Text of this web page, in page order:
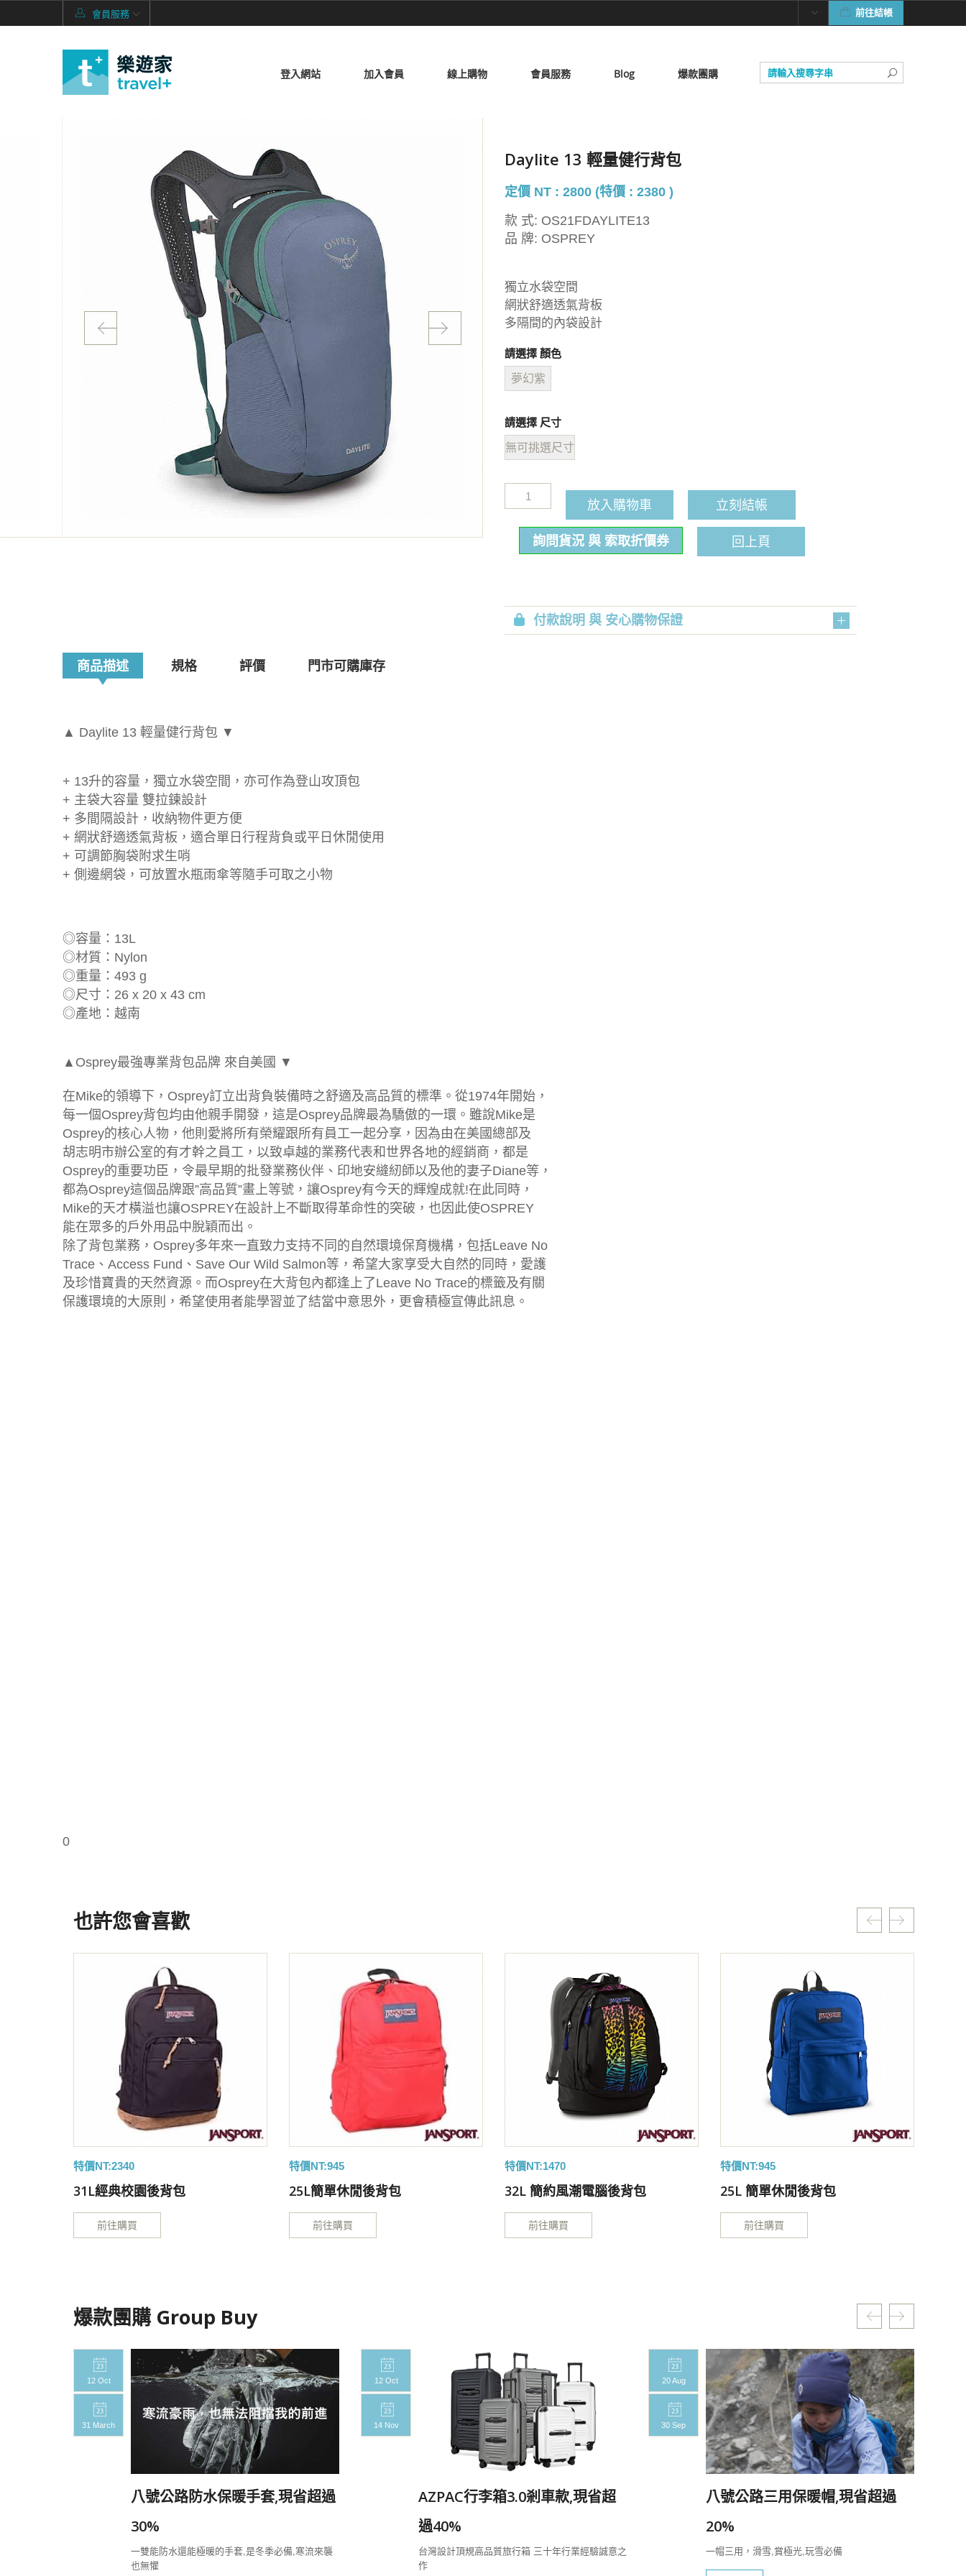
會員服務 前往結帳
登入網站 加入會員 線上購物 會員服務 Blog 爆款團購
Daylite 13 輕量健行背包
定價 NT : 2800 (特價 : 2380 )
款 式: OS21FDAYLITE13
品 牌: OSPREY
獨立水袋空間
網狀舒適透氣背板
多隔間的內袋設計
請選擇 顏色
夢幻紫
請選擇 尺寸
無可挑選尺寸
放入購物車 立刻結帳
詢問貨況 與 索取折價券 回上頁
付款說明 與 安心購物保證
商品描述 規格 評價 門市可購庫存
▲ Daylite 13 輕量健行背包 ▼
+ 13升的容量，獨立水袋空間，亦可作為登山攻頂包
+ 主袋大容量 雙拉鍊設計
+ 多間隔設計，收納物件更方便
+ 網狀舒適透氣背板，適合單日行程背負或平日休閒使用
+ 可調節胸袋附求生哨
+ 側邊網袋，可放置水瓶雨傘等隨手可取之小物
◎容量：13L
◎材質：Nylon
◎重量：493 g
◎尺寸：26 x 20 x 43 cm
◎產地：越南
▲Osprey最強專業背包品牌 來自美國 ▼
在Mike的領導下，Osprey訂立出背負裝備時之舒適及高品質的標準。從1974年開始，
每一個Osprey背包均由他親手開發，這是Osprey品牌最為驕傲的一環。雖說Mike是
Osprey的核心人物，他則愛將所有榮耀跟所有員工一起分享，因為由在美國總部及
胡志明市辦公室的有才幹之員工，以致卓越的業務代表和世界各地的經銷商，都是
Osprey的重要功臣，令最早期的批發業務伙伴、印地安縫紉師以及他的妻子Diane等，
都為Osprey這個品牌跟”高品質”畫上等號，讓Osprey有今天的輝煌成就!在此同時，
Mike的天才橫溢也讓OSPREY在設計上不斷取得革命性的突破，也因此使OSPREY
能在眾多的戶外用品中脫穎而出。
除了背包業務，Osprey多年來一直致力支持不同的自然環境保育機構，包括Leave No
Trace、Access Fund、Save Our Wild Salmon等，希望大家享受大自然的同時，愛護
及珍惜寶貴的天然資源。而Osprey在大背包內都逢上了Leave No Trace的標籤及有關
保護環境的大原則，希望使用者能學習並了結當中意思外，更會積極宣傳此訊息。
0
也許您會喜歡
特價NT:2340
31L經典校園後背包
前往購買
特價NT:945
25L簡單休閒後背包
前往購買
特價NT:1470
32L 簡約風潮電腦後背包
前往購買
特價NT:945
25L 簡單休閒後背包
前往購買
爆款團購 Group Buy
12 Oct
31 March
八號公路防水保暖手套,現省超過
30%
一雙能防水還能極暖的手套,是冬季必備,寒流來襲
也無懼
12 Oct
14 Nov
AZPAC行李箱3.0剎車款,現省超
過40%
台灣設計頂規高品質旅行箱 三十年行業經驗誠意之
作
20 Aug
30 Sep
八號公路三用保暖帽,現省超過
20%
一帽三用，滑雪,賞極光,玩雪必備